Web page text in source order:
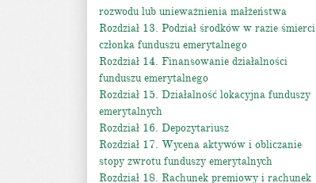
rozwodu lub unieważnienia małżeństwa
Rozdział 13. Podział środków w razie śmierci
członka funduszu emerytalnego
Rozdział 14. Finansowanie działalności
funduszu emerytalnego
Rozdział 15. Działalność lokacyjna funduszy
emerytalnych
Rozdział 16. Depozytariusz
Rozdział 17. Wycena aktywów i obliczanie
stopy zwrotu funduszy emerytalnych
Rozdział 18. Rachunek premiowy i rachunek